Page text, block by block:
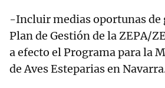
-Incluir medias oportunas de
Plan de Gestión de la ZEPA/
a efecto el Programa para la
de Aves Esteparias en